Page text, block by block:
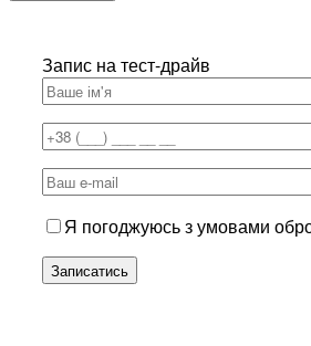
Запис на тест-драйв
Я погоджуюсь з умовами